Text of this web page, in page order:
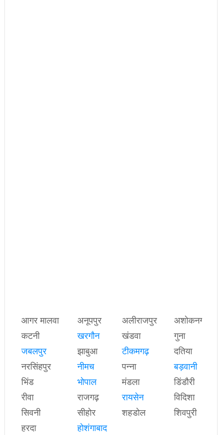
आगर मालवा अनूपपुर अलीराजपुर
अशोकनगर
कटनी
खरगौन खंडवा
गुना
जबलपुर
झाबुआ टीकमगढ़
दतिया
नरसिंहपुर
नीमच पन्ना
बड़वानी
भिंड
भोपाल मंडला
डिंडौरी
रीवा
राजगढ़ रायसेन
विदिशा
सिवनी
सीहोर शहडोल
शिवपुरी
हरदा
होशंगाबाद